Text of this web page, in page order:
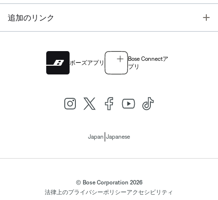
追加のリンク
ボーズアプリ
Bose Connectア
プリ
Japan Japanese
© Bose Corporation 2026
法律上のプライバシーポリシーアクセシビリティ